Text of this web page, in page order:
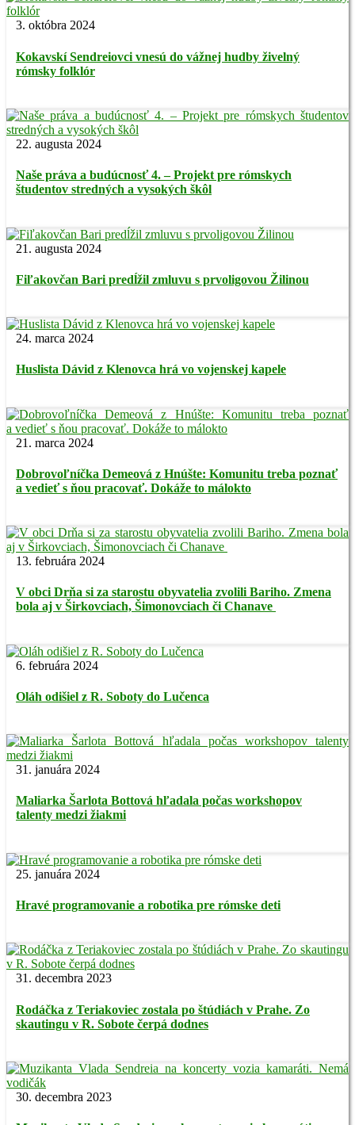
3. októbra 2024
Kokavskí Sendreiovci vnesú do vážnej hudby živelný
rómsky folklór
22. augusta 2024
Naše práva a budúcnosť 4. – Projekt pre rómskych
študentov stredných a vysokých škôl
21. augusta 2024
Fiľakovčan Bari predĺžil zmluvu s prvoligovou Žilinou
24. marca 2024
Huslista Dávid z Klenovca hrá vo vojenskej kapele
21. marca 2024
Dobrovoľníčka Demeová z Hnúšte: Komunitu treba poznať
a vedieť s ňou pracovať. Dokáže to málokto
13. februára 2024
V obci Drňa si za starostu obyvatelia zvolili Bariho. Zmena
bola aj v Širkovciach, Šimonovciach či Chanave
6. februára 2024
Oláh odišiel z R. Soboty do Lučenca
31. januára 2024
Maliarka Šarlota Bottová hľadala počas workshopov
talenty medzi žiakmi
25. januára 2024
Hravé programovanie a robotika pre rómske deti
31. decembra 2023
Rodáčka z Teriakoviec zostala po štúdiách v Prahe. Zo
skautingu v R. Sobote čerpá dodnes
30. decembra 2023